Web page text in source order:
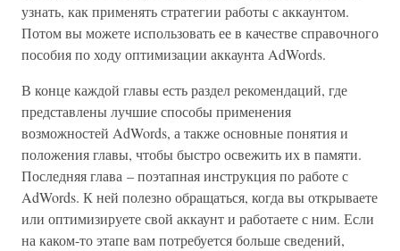
узнать, как применять стратегии работы с аккаунтом.
Потом вы можете использовать ее в качестве справочного
пособия по ходу оптимизации аккаунта AdWords.
В конце каждой главы есть раздел рекомендаций, где
представлены лучшие способы применения
возможностей AdWords, а также основные понятия и
положения главы, чтобы быстро освежить их в памяти.
Последняя глава – поэтапная инструкция по работе с
AdWords. К ней полезно обращаться, когда вы открываете
или оптимизируете свой аккаунт и работаете с ним. Если
на каком-то этапе вам потребуется больше сведений,